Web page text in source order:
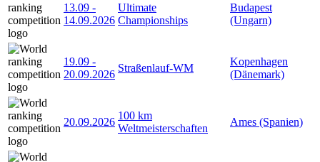
13.09 -
14.09.2026
Ultimate
Championships
Budapest
(Ungarn)
19.09 -
20.09.2026
Straßenlauf-WM
Kopenhagen
(Dänemark)
20.09.2026
100 km
Weltmeisterschaften
Ames (Spanien)